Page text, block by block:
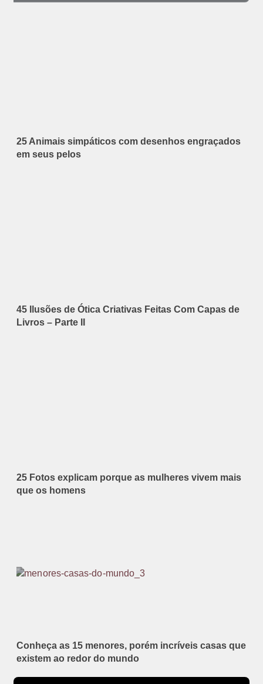
25 Animais simpáticos com desenhos engraçados
em seus pelos
45 Ilusões de Ótica Criativas Feitas Com Capas de
Livros – Parte II
25 Fotos explicam porque as mulheres vivem mais
que os homens
Conheça as 15 menores, porém incríveis casas que
existem ao redor do mundo